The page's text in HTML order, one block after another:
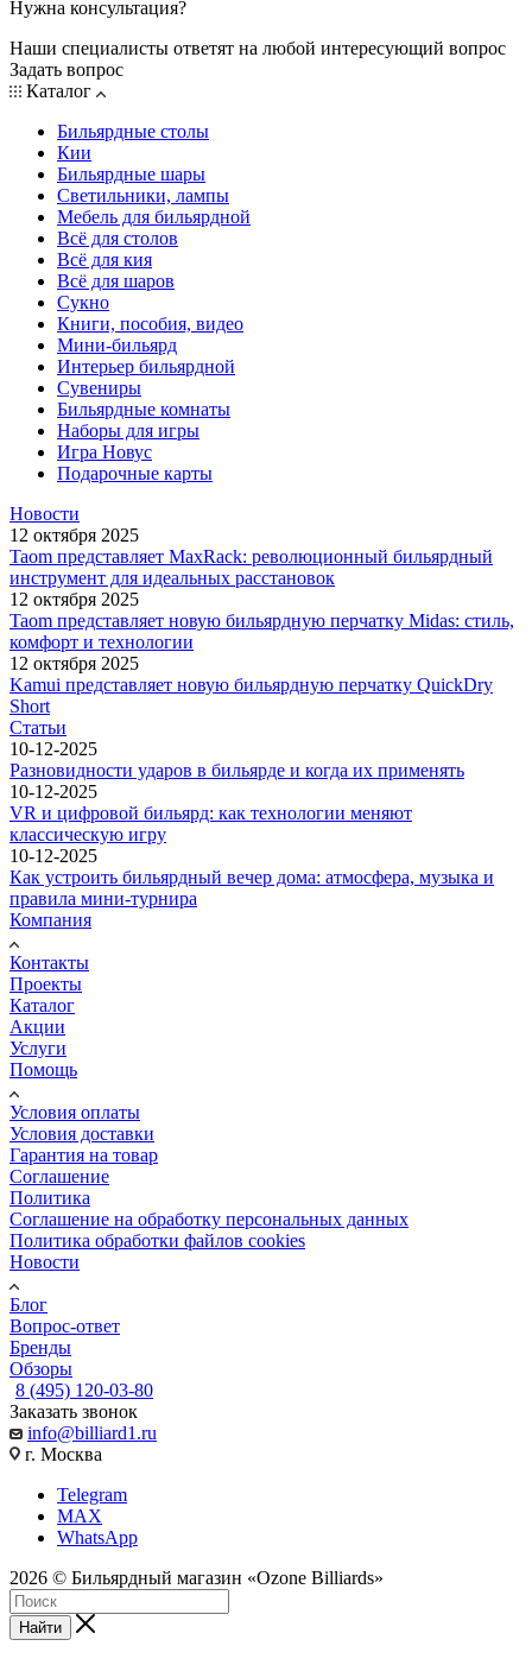
Нужна консультация?
Наши специалисты ответят на любой интересующий вопрос
Задать вопрос
Каталог
Бильярдные столы
Кии
Бильярдные шары
Светильники, лампы
Мебель для бильярдной
Всё для столов
Всё для кия
Всё для шаров
Сукно
Книги, пособия, видео
Мини-бильярд
Интерьер бильярдной
Сувениры
Бильярдные комнаты
Наборы для игры
Игра Новус
Подарочные карты
Новости
12 октября 2025
Taom представляет MaxRack: революционный бильярдный
инструмент для идеальных расстановок
12 октября 2025
Taom представляет новую бильярдную перчатку Midas: стиль,
комфорт и технологии
12 октября 2025
Kamui представляет новую бильярдную перчатку QuickDry
Short
Статьи
10-12-2025
Разновидности ударов в бильярде и когда их применять
10-12-2025
VR и цифровой бильярд: как технологии меняют
классическую игру
10-12-2025
Как устроить бильярдный вечер дома: атмосфера, музыка и
правила мини-турнира
Компания
Контакты
Проекты
Каталог
Акции
Услуги
Помощь
Условия оплаты
Условия доставки
Гарантия на товар
Соглашение
Политика
Соглашение на обработку персональных данных
Политика обработки файлов cookies
Новости
Блог
Вопрос-ответ
Бренды
Обзоры
8 (495) 120-03-80
Заказать звонок
info@billiard1.ru
г. Москва
Telegram
MAX
WhatsApp
2026 © Бильярдный магазин «Ozone Billiards»
Найти